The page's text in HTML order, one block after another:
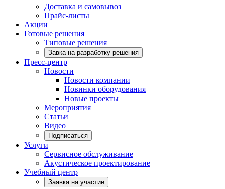
Доставка и самовывоз
Прайс-листы
Акции
Готовые решения
Типовые решения
Завка на разработку решения
Пресс-центр
Новости
Новости компании
Новинки оборудования
Новые проекты
Мероприятия
Статьи
Видео
Подписаться
Услуги
Сервисное обслуживание
Акустическое проектирование
Учебный центр
Заявка на участие